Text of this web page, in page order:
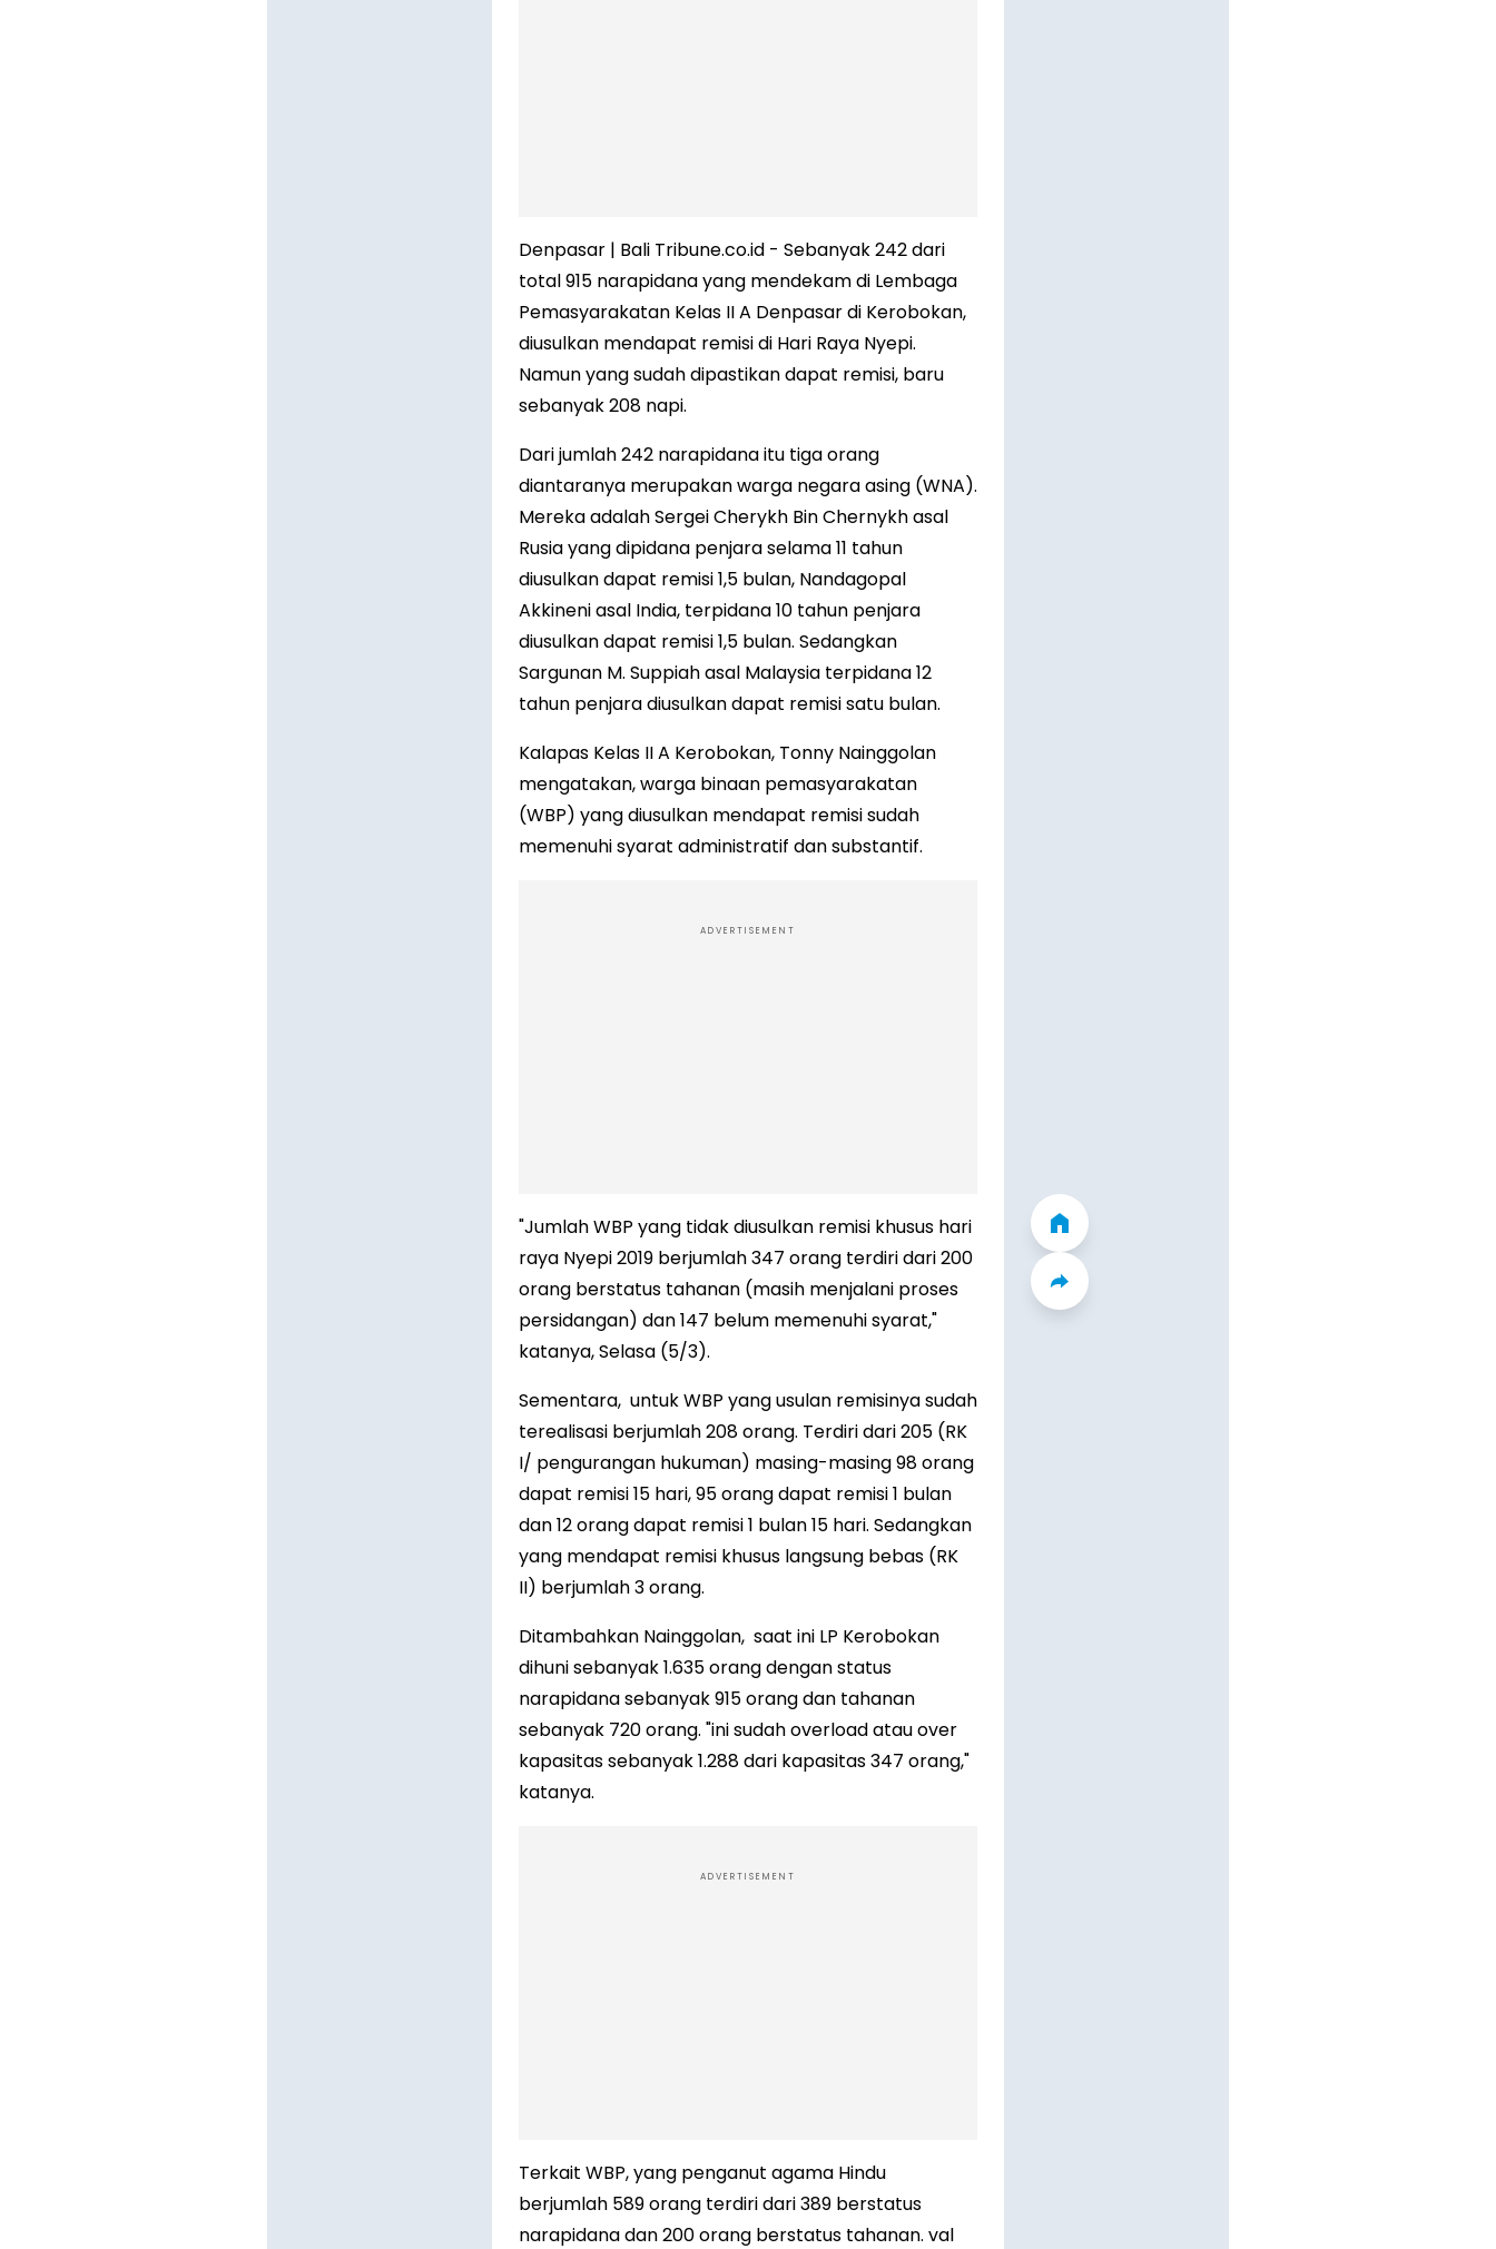
Denpasar | Bali Tribune.co.id - Sebanyak 242 dari
total 915 narapidana yang mendekam di Lembaga
Pemasyarakatan Kelas II A Denpasar di Kerobokan,
diusulkan mendapat remisi di Hari Raya Nyepi.
Namun yang sudah dipastikan dapat remisi, baru
sebanyak 208 napi.
Dari jumlah 242 narapidana itu tiga orang
diantaranya merupakan warga negara asing (WNA).
Mereka adalah Sergei Cherykh Bin Chernykh asal
Rusia yang dipidana penjara selama 11 tahun
diusulkan dapat remisi 1,5 bulan, Nandagopal
Akkineni asal India, terpidana 10 tahun penjara
diusulkan dapat remisi 1,5 bulan. Sedangkan
Sargunan M. Suppiah asal Malaysia terpidana 12
tahun penjara diusulkan dapat remisi satu bulan.
Kalapas Kelas II A Kerobokan, Tonny Nainggolan
mengatakan, warga binaan pemasyarakatan
(WBP) yang diusulkan mendapat remisi sudah
memenuhi syarat administratif dan substantif.
ADVERTISEMENT
"Jumlah WBP yang tidak diusulkan remisi khusus hari
raya Nyepi 2019 berjumlah 347 orang terdiri dari 200
orang berstatus tahanan (masih menjalani proses
persidangan) dan 147 belum memenuhi syarat,"
katanya, Selasa (5/3).
Sementara, untuk WBP yang usulan remisinya sudah
terealisasi berjumlah 208 orang. Terdiri dari 205 (RK
I/ pengurangan hukuman) masing-masing 98 orang
dapat remisi 15 hari, 95 orang dapat remisi 1 bulan
dan 12 orang dapat remisi 1 bulan 15 hari. Sedangkan
yang mendapat remisi khusus langsung bebas (RK
II) berjumlah 3 orang.
Ditambahkan Nainggolan, saat ini LP Kerobokan
dihuni sebanyak 1.635 orang dengan status
narapidana sebanyak 915 orang dan tahanan
sebanyak 720 orang. "ini sudah overload atau over
kapasitas sebanyak 1.288 dari kapasitas 347 orang,"
katanya.
ADVERTISEMENT
Terkait WBP, yang penganut agama Hindu
berjumlah 589 orang terdiri dari 389 berstatus
narapidana dan 200 orang berstatus tahanan. val